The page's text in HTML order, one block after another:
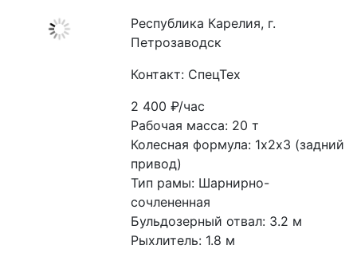
Республика Карелия, г.
Петрозаводск
Контакт: СпецТех
2 400₽/час
Рабочая масса: 20 т
Колесная формула: 1х2х3 (задний
привод)
Тип рамы: Шарнирно-
сочлененная
Бульдозерный отвал: 3.2 м
Рыхлитель: 1.8 м